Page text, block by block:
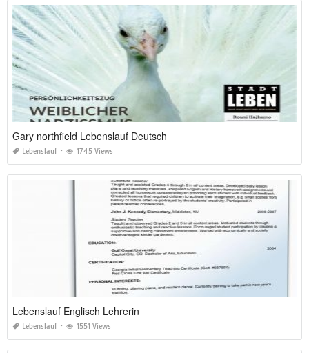
Gary northfield Lebenslauf Deutsch
Lebenslauf 1745 Views
Lebenslauf Englisch Lehrerin
Lebenslauf 1551 Views